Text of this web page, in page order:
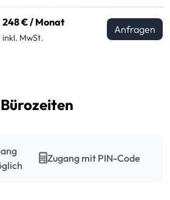
248 € / Monat
inkl. MwSt.
Anfragen
Zugang mit PIN-Code